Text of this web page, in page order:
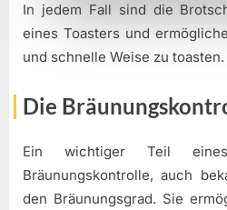
In jedem Fall sind die
eines Toasters und
und schnelle Weise zu toasten.
Die
Ein wichtiger Teil
Bräunungskontrolle, auch
den Bräunungsgrad. Sie